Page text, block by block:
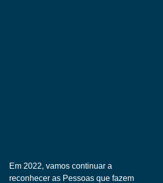
Em 2022, vamos continuar a
reconhecer as Pessoas que fazem